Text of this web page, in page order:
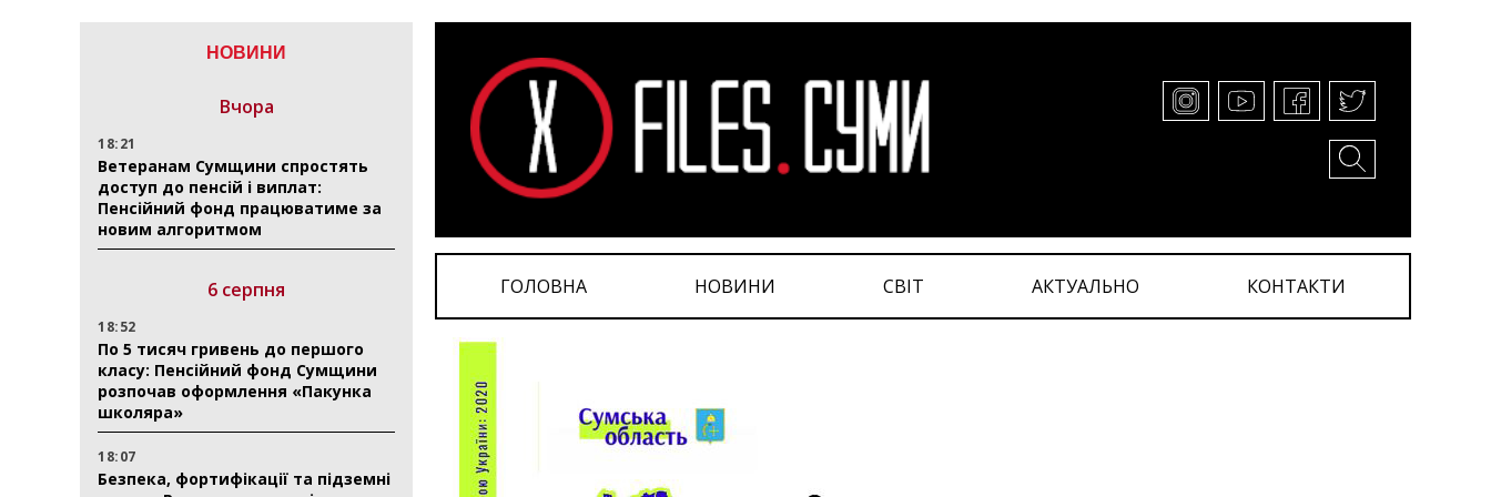
ГОЛОВНА НОВИНИ СВІТ АКТУАЛЬНО КОНТАКТИ
НОВИНИ
Вчора
18:21
Ветеранам Сумщини спростять
доступ до пенсій і виплат:
Пенсійний фонд працюватиме за
новим алгоритмом
6 серпня
18:52
По 5 тисяч гривень до першого
класу: Пенсійний фонд Сумщини
розпочав оформлення «Пакунка
школяра»
18:07
Безпека, фортифікації та підземні